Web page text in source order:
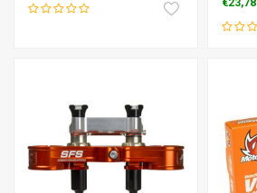
€23,78